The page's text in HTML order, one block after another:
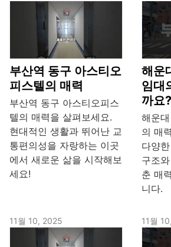
부산역 동구 아스티오
피스텔의 매력
부산역 동구 아스티오피스
텔의 매력을 살펴보세요.
현대적인 생활과 뛰어난 교
통편의성을 자랑하는 이곳
에서 새로운 삶을 시작해보
세요!
해운
임대
까요?
해운
의 매
다양
구조
춘 매
니다.
11월 10, 2025 11월